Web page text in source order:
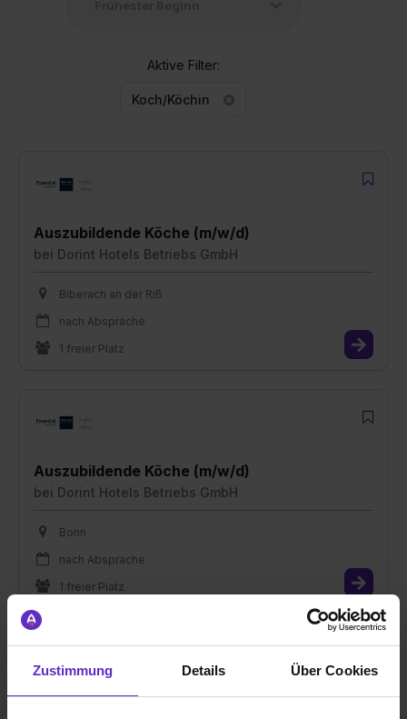
Zustimmung Details Über Cookies
Aktive Filter:
Koch/Köchin
Auszubildende Köche (m/w/d)
bei Dorint Hotels Betriebs GmbH
Biberach an der Riß
nach Absprache
1 freier Platz
Auszubildende Köche (m/w/d)
bei Dorint Hotels Betriebs GmbH
Bonn
nach Absprache
1 freier Platz